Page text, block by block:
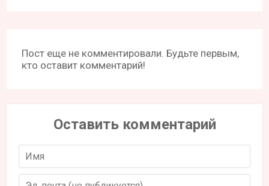
Пост еще не комментировали. Будьте первым,
кто оставит комментарий!
Оставить комментарий